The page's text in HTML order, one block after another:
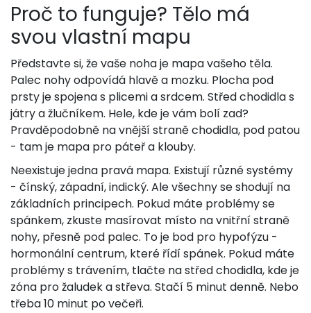
Proč to funguje? Tělo má
svou vlastní mapu
Představte si, že vaše noha je mapa vašeho těla.
Palec nohy odpovídá hlavě a mozku. Plocha pod
prsty je spojena s plicemi a srdcem. Střed chodidla s
játry a žlučníkem. Hele, kde je vám bolí zad?
Pravděpodobně na vnější straně chodidla, pod patou
- tam je mapa pro páteř a klouby.
Neexistuje jedna pravá mapa. Existují různé systémy
- čínský, západní, indický. Ale všechny se shodují na
základních principech. Pokud máte problémy se
spánkem, zkuste masírovat místo na vnitřní straně
nohy, přesně pod palec. To je bod pro hypofýzu -
hormonální centrum, které řídí spánek. Pokud máte
problémy s trávením, tlačte na střed chodidla, kde je
zóna pro žaludek a střeva. Stačí 5 minut denně. Nebo
třeba 10 minut po večeři.